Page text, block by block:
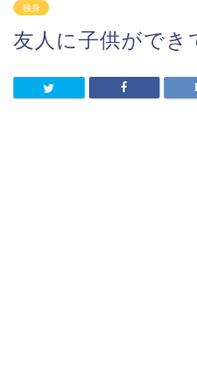
独身
友人に子供ができ